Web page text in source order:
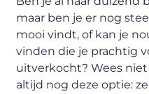
maar ben je er nog
mooi vindt, of kan je
vinden die je prachtig
uitverkocht? Wees
altijd nog deze optie: